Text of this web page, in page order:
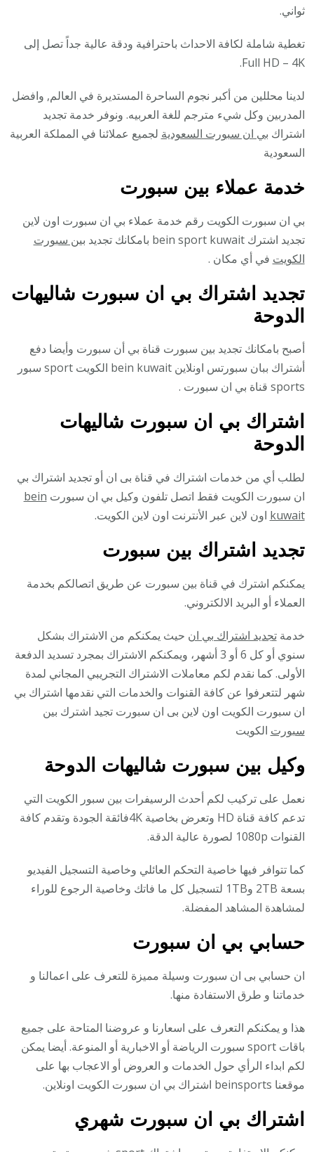
ثواني.
تغطية شاملة لكافة الاحداث باحترافية ودقة عالية جداً تصل إلى
Full HD – 4K.
لدينا محللين من أكبر نجوم الساحرة المستديرة في العالم, وافضل
المدربين وكل شيء مترجم للغة العربيه. ونوفر خدمة تجديد
اشتراك بي ان سبورت السعودية لجميع عملائنا في المملكة العربية
السعودية
خدمة عملاء بين سبورت
بي ان سبورت الكويت رقم خدمة عملاء بي ان سبورت اون لاين
تجديد اشترك bein sport kuwait بامكانك تجديد
بين سبورت
الكويت في أي مكان .
تجديد اشتراك بي ان سبورت شاليهات
الدوحة
أصبح بامكانك تجديد بين سبورت قناة بي أن سبورت وأيضا دفع
أشتراك ببان سبورتس اونلاين bein kuwait الكويت sport سبور
sports قناة بي ان سبورت .
اشتراك بي ان سبورت شاليهات
الدوحة
لطلب أي من خدمات اشتراك في قناة بى ان أو تجديد اشتراك بي
ان سبورت الكويت فقط اتصل تلفون وكيل بي ان سبورت bein
kuwait اون لاين عبر الأنترنت اون لاين الكويت.
تجديد اشتراك بين سبورت
يمكنكم اشترك في قناة بين سبورت عن طريق اتصالكم بخدمة
العملاء أو البريد الالكتروني.
خدمةتجديد اشتراك بي ان حيث يمكنكم من الاشتراك بشكل
سنوي أو كل 6 أو 3 أشهر، ويمكنكم الاشتراك بمجرد تسديد الدفعة
الأولى. كما نقدم لكم معاملات الاشتراك التجريبي المجاني لمدة
شهر لتتعرفوا عن كافة القنوات والخدمات التي نقدمها اشتراك بي
ان سبورت الكويت اون لاين بى ان سبورت تجيد اشترك بين
سبورت الكويت
وكيل بين سبورت شاليهات الدوحة
نعمل على تركيب لكم أحدث الرسيفرات بين سبور الكويت التي
تدعم كافة قناة HD وتعرض بخاصية 4Kفائقة الجودة وتقدم كافة
القنوات 1080p لصورة عالية الدقة.
كما تتوافر فيها خاصية التحكم العائلي وخاصية التسجيل الفيديو
بسعة 2TB و1TB لتسجيل كل ما فاتك وخاصية الرجوع للوراء
لمشاهدة المشاهد المفضلة.
حسابي بي ان سبورت
ان حسابي بى ان سبورت وسيلة مميزة للتعرف على اعمالنا و
خدماتنا و طرق الاستفادة منها.
هذا و يمكنكم التعرف على اسعارنا و عروضنا المتاحة على جميع
باقات sport سبورت الرياضة أو الاخبارية أو المنوعة. أيضا يمكن
لكم ابداء الرأي حول الخدمات و العروض أو الاعجاب بها على
موقعنا beinsports اشتراك بي ان سبورت الكويت اونلاين.
اشتراك بي ان سبورت شهري